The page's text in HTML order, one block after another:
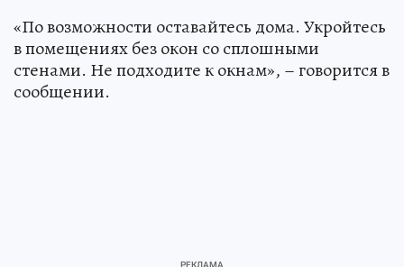
«По возможности оставайтесь дома. Укройтесь
в помещениях без окон со сплошными
стенами. Не подходите к окнам», – говорится в
сообщении.